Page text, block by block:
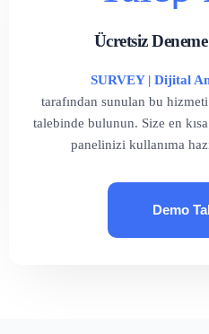
Ücretsiz
SURVEY | Dijital
tarafından sunulan bu
talebinde bulunun. Size en
panelinizi kullanıma
Demo